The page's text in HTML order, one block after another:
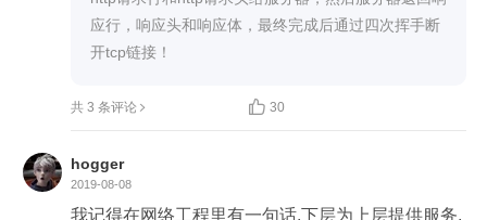
应行，响应头和响应体，最终完成后通过四次挥手断
开tcp链接！
共 3 条评论  30
hogger
2019-08-08
我记得在网络工程里有一句话,下层为上层提供服务,